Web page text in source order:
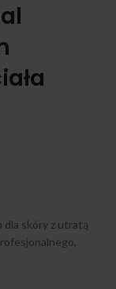
dla skóry z utratą